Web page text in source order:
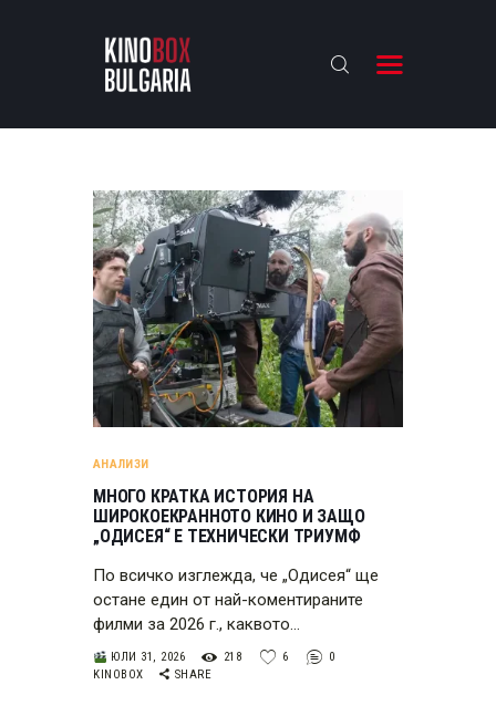
KINOBOX BULGARIA
АНАЛИЗИ
БАХТИ НАГРАДИТЕ
ИНТЕРВЮТА
ЗА НАС
АНАЛИЗИ
МНОГО КРАТКА ИСТОРИЯ НА
ШИРОКОЕКРАННОТО КИНО И ЗАЩО
„ОДИСЕЯ“ Е ТЕХНИЧЕСКИ ТРИУМФ
По всичко изглежда, че „Одисея“ ще
остане един от най-коментираните
филми за 2026 г., каквото…
ЮЛИ 31, 2026 218 6
0
KINOBOX
SHARE